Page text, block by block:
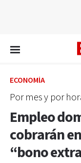
ECONOMÍA
Por mes y por
Empleo
cobrarán
“bono